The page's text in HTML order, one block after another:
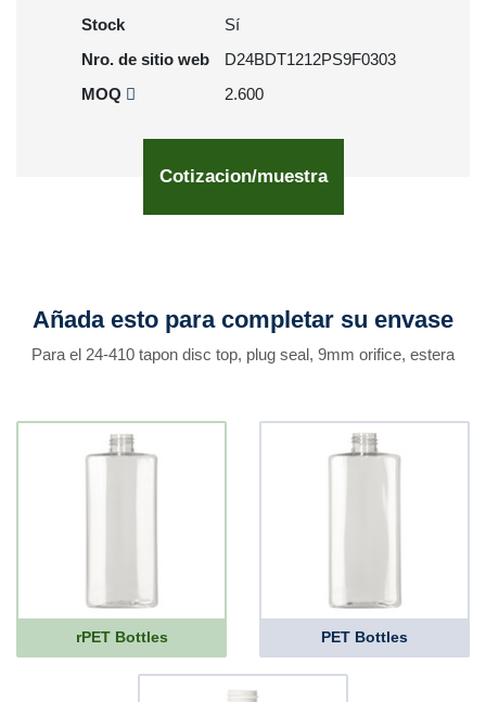
Stock
Sí
Nro. de sitio web
D24BDT1212PS9F0303
MOQ
2.600
Cotizacion/muestra
Añada esto para completar su envase
Para el 24-410 tapon disc top, plug seal, 9mm orifice, estera
rPET Bottles PET Bottles